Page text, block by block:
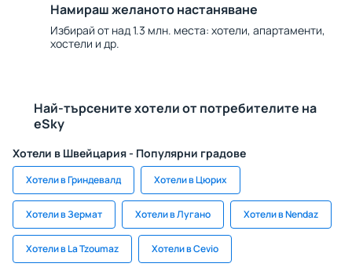
Намираш желаното настаняване
Избирай от над 1.3 млн. места: хотели, апартаменти,
хостели и др.
Най-търсените хотели от потребителите на
eSky
Хотели в Швейцария - Популярни градове
Хотели в Гриндевалд Хотели в Цюрих
Хотели в Зермат Хотели в Лугано Хотели в Nendaz
Хотели в La Tzoumaz Хотели в Cevio